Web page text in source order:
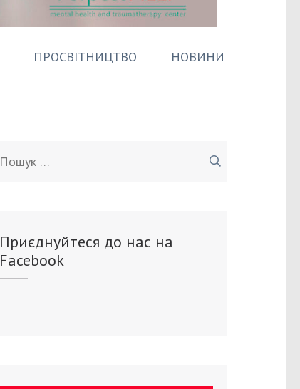
ПРОСВІТНИЦТВО НОВИНИ
Приєднуйтеся до нас на
Facebook